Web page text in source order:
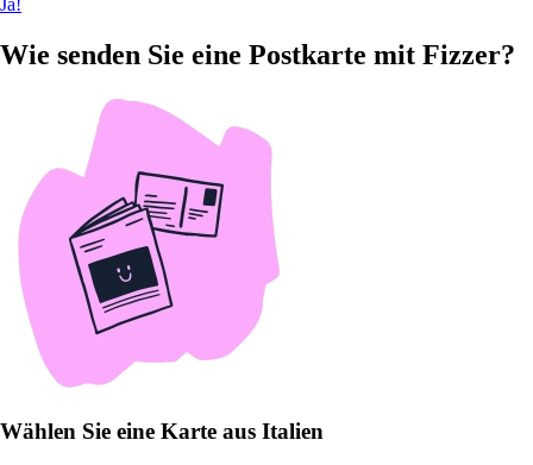
Wie senden Sie eine Postkarte mit Fizzer?
Wählen Sie eine Karte aus Italien